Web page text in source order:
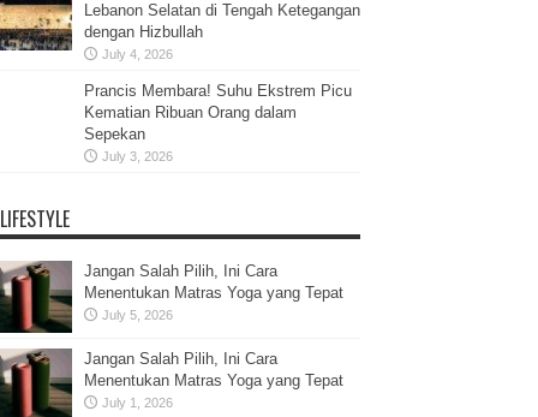
Lebanon Selatan di Tengah Ketegangan
dengan Hizbullah
July 4, 2026
Prancis Membara! Suhu Ekstrem Picu
Kematian Ribuan Orang dalam
Sepekan
July 3, 2026
LIFESTYLE
Jangan Salah Pilih, Ini Cara
Menentukan Matras Yoga yang Tepat
July 5, 2026
Jangan Salah Pilih, Ini Cara
Menentukan Matras Yoga yang Tepat
July 1, 2026